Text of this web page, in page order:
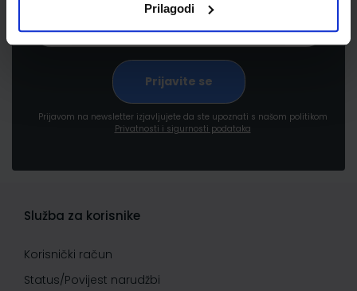
Prilagodi
Prijavom na newsletter izjavljujete da ste upoznati s našom politikom
Privatnosti i sigurnosti podataka
Služba za korisnike
Korisnički račun
Status/Povijest narudžbi